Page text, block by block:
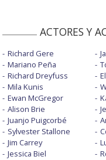
ACTORES Y
Richard Gere
Mariano Peña
Richard Dreyfuss
Mila Kunis
Ewan McGregor
Alison Brie
Juanjo Puigcorbé
Sylvester Stallone
Jim Carrey
Jessica Biel